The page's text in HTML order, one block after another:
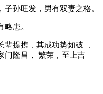
孙旺发，男有双妻之格。
患。
提携，其成功势如破 ，
门隆昌， 繁荣，至上吉